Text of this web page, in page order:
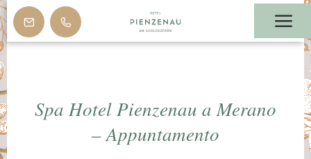
Spa Hotel Pienzenau a Merano
– Appuntamento